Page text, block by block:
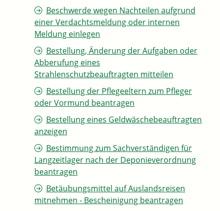
Beschwerde wegen Nachteilen aufgrund
einer Verdachtsmeldung oder internen
Meldung einlegen
Bestellung, Änderung der Aufgaben oder
Abberufung eines
Strahlenschutzbeauftragten mitteilen
Bestellung der Pflegeeltern zum Pfleger
oder Vormund beantragen
Bestellung eines Geldwäschebeauftragten
anzeigen
Bestimmung zum Sachverständigen für
Langzeitlager nach der Deponieverordnung
beantragen
Betäubungsmittel auf Auslandsreisen
mitnehmen - Bescheinigung beantragen